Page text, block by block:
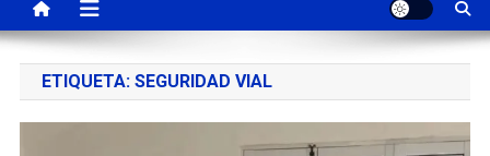
ETIQUETA: SEGURIDAD VIAL